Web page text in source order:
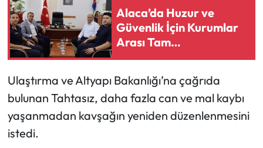
Alaca’da Huzur ve
Güvenlik İçin Kurumlar
Arası Tam
Koordinasyon
Ulaştırma ve Altyapı Bakanlığı’na çağrıda
bulunan Tahtasız, daha fazla can ve mal kaybı
yaşanmadan kavşağın yeniden düzenlenmesini
istedi.
Yaşam
Yayla Haber
Yerel Haberler